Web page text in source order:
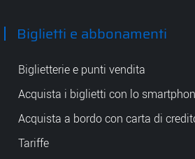
Biglietti e abbonamenti
Biglietterie e punti vendita
Acquista i biglietti con lo
Acquista a bordo con carta di
Tariffe